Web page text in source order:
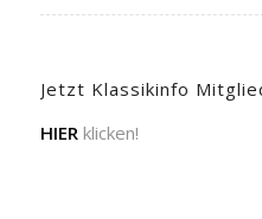
Jetzt Klassikinfo
HIER klicken!